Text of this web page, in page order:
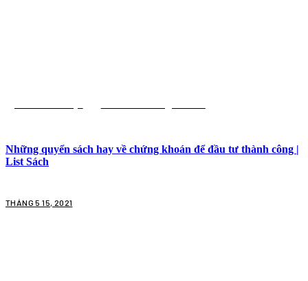
Những quyển sách hay về chứng khoán để đầu tư thành công |
List Sách
THÁNG 5 15, 2021